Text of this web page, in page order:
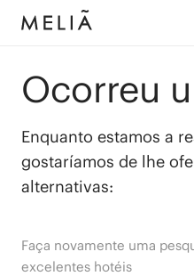
Ocorreu
Enquanto estamos a
gostaríamos de lhe
alternativas:
Faça novamente uma
excelentes hotéis